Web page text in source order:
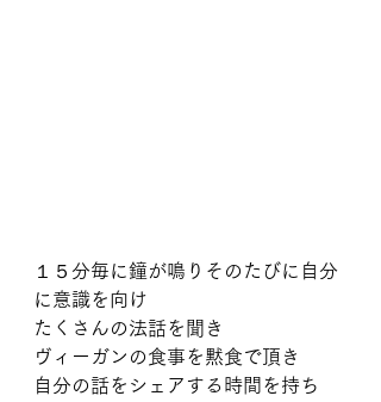
１５分毎に鐘が鳴りそのたびに自分
に意識を向け
たくさんの法話を聞き
ヴィーガンの食事を黙食で頂き
自分の話をシェアする時間を持ち